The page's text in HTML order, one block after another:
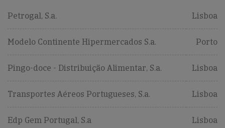
Petrogal, S.a. Lisboa
Modelo Continente Hipermercados S.a. Porto
Pingo-doce - Distribuição Alimentar, S.a. Lisboa
Transportes Aéreos Portugueses, S.a. Lisboa
Edp Gem Portugal, S.a Lisboa